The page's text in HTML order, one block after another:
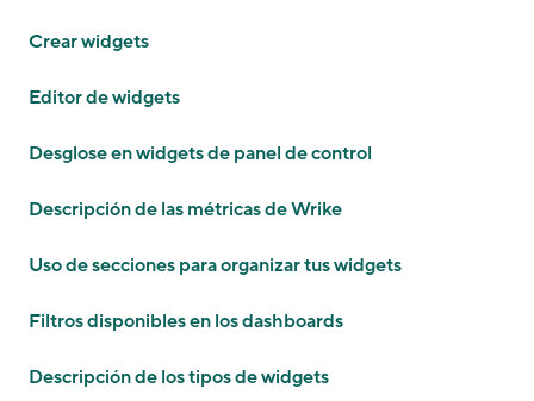
Crear widgets
Editor de widgets
Desglose en widgets de panel de control
Descripción de las métricas de Wrike
Uso de secciones para organizar tus widgets
Filtros disponibles en los dashboards
Descripción de los tipos de widgets